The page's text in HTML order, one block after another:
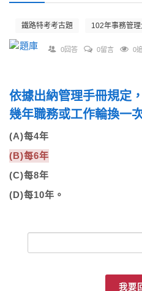
鐵路特考考古題 102年事務管
0回答 0留言 0
依據出納管理手冊規定
幾年職務或工作輪換一
(A)每4年
(B)每6年
(C)每8年
(D)每10年。
我要